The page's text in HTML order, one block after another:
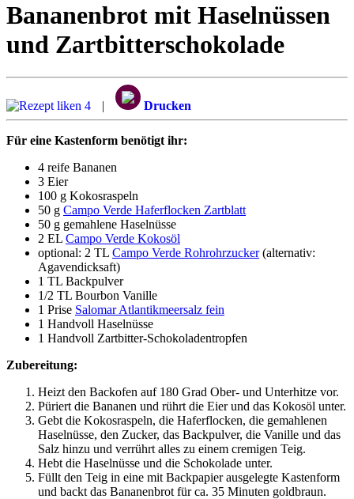
Bananenbrot mit Haselnüssen
und Zartbitterschokolade
4 | Drucken
Für eine Kastenform benötigt ihr:
4 reife Bananen
3 Eier
100 g Kokosraspeln
50 g Campo Verde Haferflocken Zartblatt
50 g gemahlene Haselnüsse
2 EL Campo Verde Kokosöl
optional: 2 TL Campo Verde Rohrohrzucker(alternativ:
Agavendicksaft)
1 TL Backpulver
1/2 TL Bourbon Vanille
1 Prise Salomar Atlantikmeersalz fein
1 Handvoll Haselnüsse
1 Handvoll Zartbitter-Schokoladentropfen
Zubereitung:
Heizt den Backofen auf 180 Grad Ober- und Unterhitze vor.
Püriert die Bananen und rührt die Eier und das Kokosöl unter.
Gebt die Kokosraspeln, die Haferflocken, die gemahlenen
Haselnüsse, den Zucker, das Backpulver, die Vanille und das
Salz hinzu und verrührt alles zu einem cremigen Teig.
Hebt die Haselnüsse und die Schokolade unter.
Füllt den Teig in eine mit Backpapier ausgelegte Kastenform
und backt das Bananenbrot für ca. 35 Minuten goldbraun.